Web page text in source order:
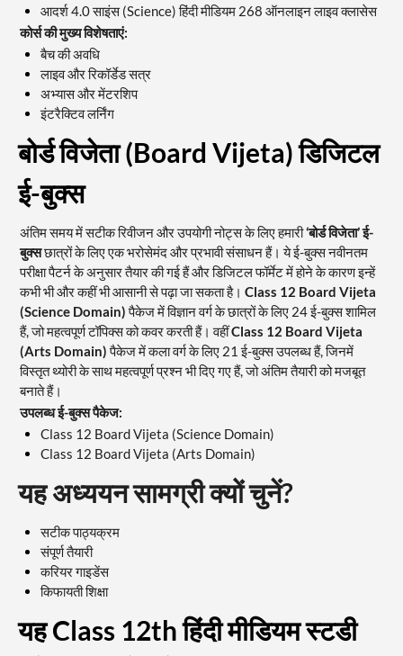
आदर्श 4.0 साइंस (Science) हिंदी मीडियम 268 ऑनलाइन लाइव क्लासेस
कोर्स की मुख्य विशेषताएं:
बैच की अवधि
लाइव और रिकॉर्डेड सत्र
अभ्यास और मेंटरशिप
इंटरैक्टिव लर्निंग
बोर्ड विजेता (Board Vijeta) डिजिटल
ई-बुक्स
अंतिम समय में सटीक रिवीजन और उपयोगी नोट्स के लिए हमारी‘बोर्ड विजेता’ ई-
बुक्सछात्रों के लिए एक भरोसेमंद और प्रभावी संसाधन हैं। ये ई-बुक्स नवीनतम
परीक्षा पैटर्न के अनुसार तैयार की गई हैं और डिजिटल फॉर्मेट में होने के कारण इन्हें
कभी भी और कहीं भी आसानी से पढ़ा जा सकता है। Class 12 Board Vijeta
(Science Domain)पैकेज में विज्ञान वर्ग के छात्रों के लिए 24 ई-बुक्स शामिल
हैं, जो महत्वपूर्ण टॉपिक्स को कवर करती हैं। वहींClass 12 Board Vijeta
(Arts Domain)पैकेज में कला वर्ग के लिए 21 ई-बुक्स उपलब्ध हैं, जिनमें
विस्तृत थ्योरी के साथ महत्वपूर्ण प्रश्न भी दिए गए हैं, जो अंतिम तैयारी को मजबूत
बनाते हैं।
उपलब्ध ई-बुक्स पैकेज:
Class 12 Board Vijeta (Science Domain)
Class 12 Board Vijeta (Arts Domain)
यह अध्ययन सामग्री क्यों चुनें?
सटीक पाठ्यक्रम
संपूर्ण तैयारी
करियर गाइडेंस
किफायती शिक्षा
यह Class 12th हिंदी मीडियम स्टडी